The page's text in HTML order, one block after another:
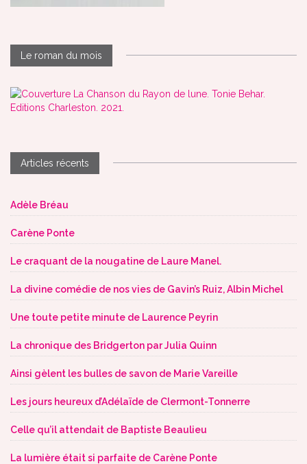
Le roman du mois
Articles récents
Adèle Bréau
Carène Ponte
Le craquant de la nougatine de Laure Manel.
La divine comédie de nos vies de Gavin’s Ruiz, Albin Michel
Une toute petite minute de Laurence Peyrin
La chronique des Bridgerton par Julia Quinn
Ainsi gèlent les bulles de savon de Marie Vareille
Les jours heureux d’Adélaïde de Clermont-Tonnerre
Celle qu’il attendait de Baptiste Beaulieu
La lumière était si parfaite de Carène Ponte